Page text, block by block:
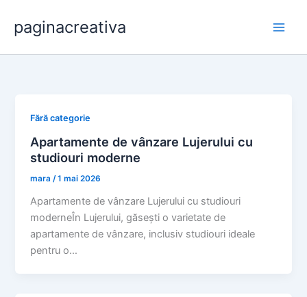
content
paginacreativa
Fără categorie
Apartamente de vânzare Lujerului cu
studiouri moderne
mara/1 mai 2026
Apartamente de vânzare Lujerului cu studiouri
moderneÎn Lujerului, găsești o varietate de
apartamente de vânzare, inclusiv studiouri ideale
pentru o…